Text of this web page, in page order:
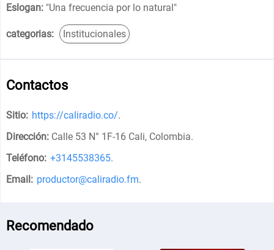
Eslogan: "Una frecuencia por lo natural"
categorias: Institucionales
Contactos
Sitio: https://caliradio.co/.
Dirección: Calle 53 N° 1F-16 Cali, Colombia.
Teléfono: +3145538365.
Email: productor@caliradio.fm.
Recomendado